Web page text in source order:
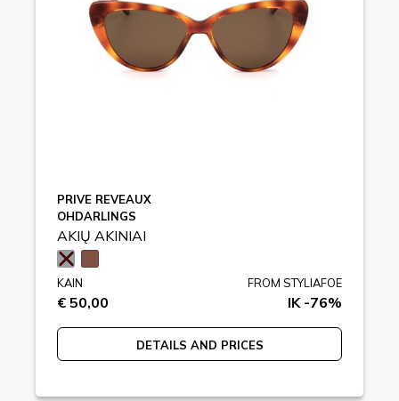
PRIVE REVEAUX
OHDARLINGS
AKIŲ AKINIAI
KAIN
€ 50,00
FROM STYLIAFOE
IK -76%
DETAILS AND PRICES